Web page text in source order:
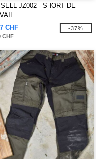
JZ002 - SHORT DE
CHF
CHF
-37%